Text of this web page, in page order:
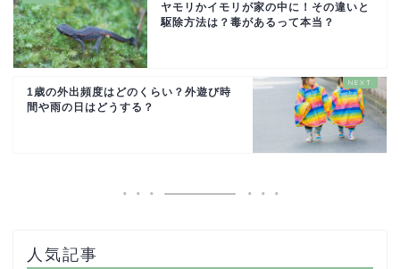
ヤモリかイモリが家の中に！その違いと
駆除方法は？毒があるって本当？
1歳の外出頻度はどのくらい？外遊び時
間や雨の日はどうする？
人気記事